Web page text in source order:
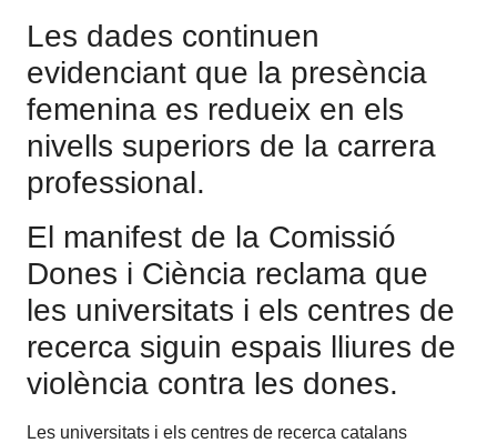
Les dades continuen
evidenciant que la presència
femenina es redueix en els
nivells superiors de la carrera
professional.
El manifest de la Comissió
Dones i Ciència reclama que
les universitats i els centres de
recerca siguin espais lliures de
violència contra les dones.
Les universitats i els centres de recerca catalans